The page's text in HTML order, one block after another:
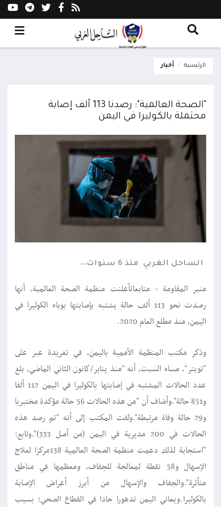
الرئيسية أخبار
"الصحة العالمية": رصدنا 113 ألف إصابة
محتملة بالكوليرا في اليمن
الساحل الغربي منذ 6 سنوات
منبر المقاومة - متابعاتأعلنت منظمة الصحة العالمية، أنها
رصدت نحو 113 ألف حالة يشتبه بإصابتها بوباء الكوليرا في
اليمن، منذ مطلع العام 2020.
وذكر مكتب المنظمة الأممية باليمن، في تغريدة عبر على
"تويتر"، مساء السبت، أنه "منذ يناير/كانون الثاني الماضي، بلغ
عدد الحالات المشتبه في إصابتها بالكوليرا في اليمن 112 ألفا
و851 حالة".وأضاف أن "من هذه الحالات 56 حالة مؤكدة مختبريا
و29 حالة وفاة مرتبطة".ولفت المكتب إلى أنه "تم رصد هذه
الحالات في 200 مديرية في اليمن (من أصل 333)".وتابع:
"استجابة لذلك دعمت منظمة الصحة العالمية 138مركزا لعلاج
الإسهال و58 نقطة لمعالجة للجفاف، ومعظمها في مناطق
متأثرة".والجفاف والإسهال من أبرز أعراض الإصابة
بالكوليرا.ويعاني اليمن تدهورا حادا في القطاع الصحي؛ بسبب